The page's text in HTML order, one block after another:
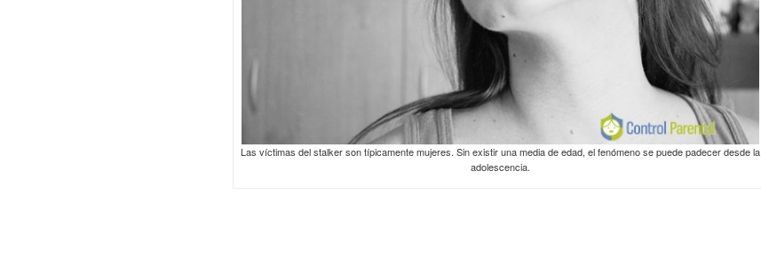
Las víctimas del stalker son típicamente mujeres. Sin existir una media de edad, el fenómeno se puede padecer desde la
adolescencia.